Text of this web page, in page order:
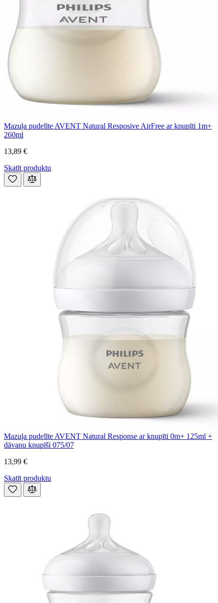
Mazuļa pudelīte AVENT Natural Resposive AirFree ar knupīti 1m+
260ml
13,89 €
Skatīt produktu
Mazuļa pudelīte AVENT Natural Response ar knupīti 0m+ 125ml +
dāvanu knupīši 075/07
13,99 €
Skatīt produktu